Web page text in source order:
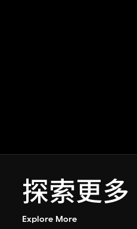
探索更多
Explore More